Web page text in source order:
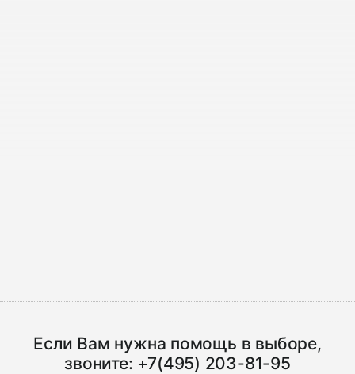
Если Вам нужна помощь в выборе,
звоните: +7(495) 203-81-95